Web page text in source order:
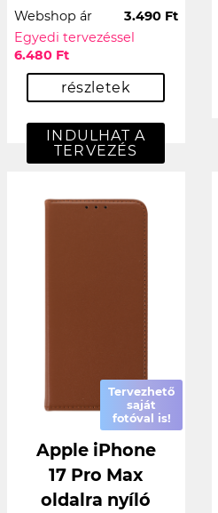
Webshop ár
3.490 Ft
Egyedi tervezéssel
6.480 Ft
részletek
INDULHAT A
TERVEZÉS
Tervezhető
saját
fotóval is!
Apple iPhone
17 Pro Max
oldalra nyíló